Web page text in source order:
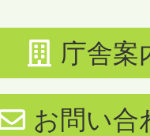
庁舎案
お問い合